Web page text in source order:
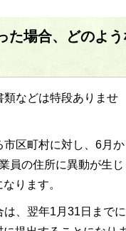
た場合、どのよう
などは特段ありませ
区町村に対し、6月か
員の住所に異動が生じ
ります。
、翌年1月31日までに